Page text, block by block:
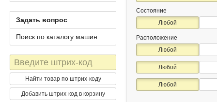
Состояние
Любой
Расположение
Любой
Любой
Любой
Задать вопрос
Поиск по каталогу машин
Штрих-
код
Найти товар по штрих-коду
Добавить штрих-код в корзину